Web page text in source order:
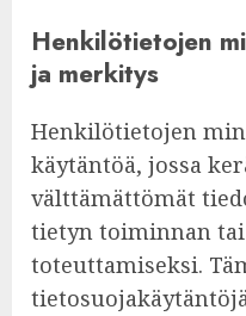
Henkilötietojen
ja merkitys
Henkilötietojen
käytäntöä, jossa
välttämättömät
tietyn toiminnan
toteuttamiseksi.